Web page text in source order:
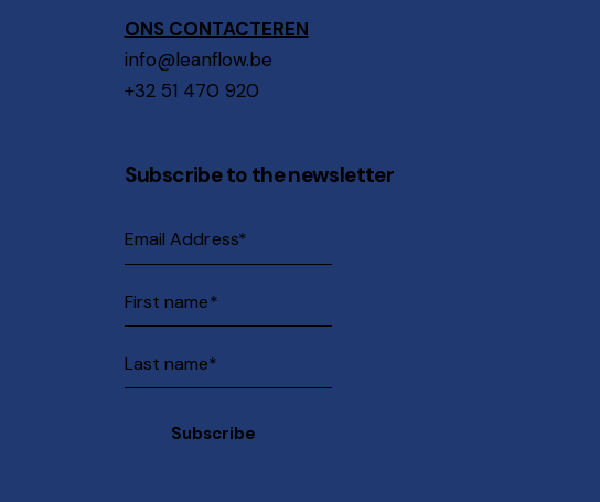
ONS CONTACTEREN
info@leanflow.be
+32 51 470 920
Subscribe to the newsletter